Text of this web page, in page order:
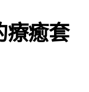
療癒套